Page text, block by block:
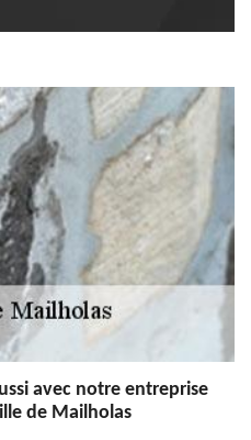
avec notre entreprise
de Mailholas